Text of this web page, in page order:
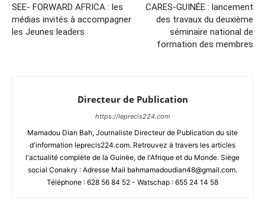
SEE- FORWARD AFRICA : les
médias invités à accompagner
les Jeunes leaders
CARES-GUINÉE : lancement
des travaux du deuxième
séminaire national de
formation des membres
Directeur de Publication
https://leprecis224.com
Mamadou Dian Bah, Journaliste Directeur de Publication du site
d'information leprecis224.com. Retrouvez à travers les articles
l'actualité complète de la Guinée, de l'Afrique et du Monde. Siège
social Conakry : Adresse Mail bahmamadoudian48@gmail.com.
Téléphone : 628 56 84 52 - Watschap : 655 24 14 58